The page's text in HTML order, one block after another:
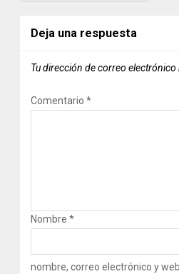
Deja una respuesta
Tu dirección de correo electrónico
Comentario*
Nombre*
nombre, correo electrónico y